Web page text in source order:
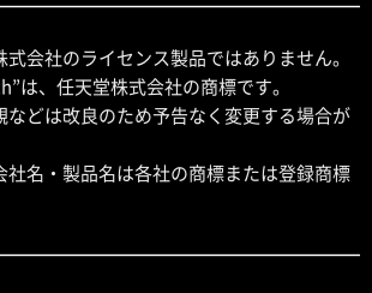
会社のライセンス製品ではありません。
は、任天堂株式会社の商標です。
どは改良のため予告なく変更する場合が
名・製品名は各社の商標または登録商標